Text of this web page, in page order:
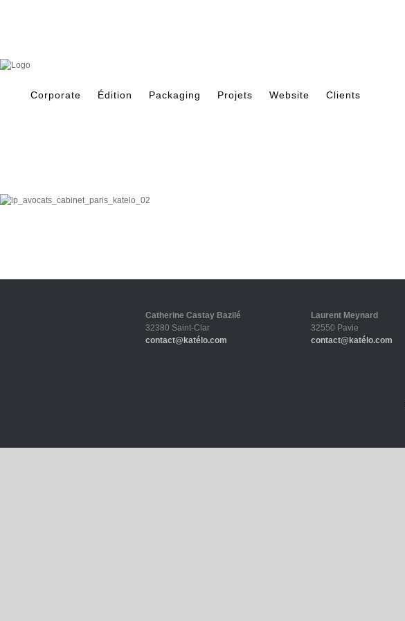
Corporate Édition Packaging Projets Website Clients
Catherine Castay Bazilé
32380 Saint-Clar
contact@katélo.com
Laurent Meynard
32550 Pavie
contact@katélo.com